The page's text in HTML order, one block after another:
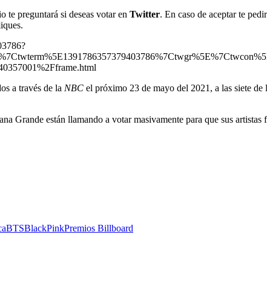
preguntará si deseas votar en Twitter. En caso de aceptar te
a través de la NBC el próximo 23 de mayo del 2021, a las siete de
Grande están llamando a votar masivamente para que sus
BTSBlackPinkPremios Billboard